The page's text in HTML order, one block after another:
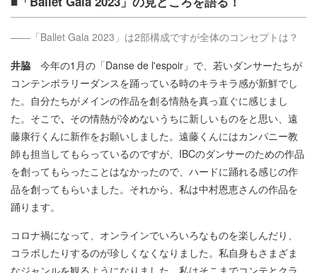
――「Ballet Gala 2023」は2部構成ですが全体のコンセプトは？
井脇 今年の1月の「Danse de l'espoir」で、若いダンサーたちが
コンテンポラリーダンスを踊っている時のキラキラ感が新鮮でし
た。自分たちがメインの作品を創る情熱を真っ直ぐに感じまし
た。そこで、 その情熱が冷めないうちに新しいものをと思い、遠
藤康行くんに新作をお願いしました。遠藤くんにはカンパニー教
師も担当してもらっているのですが、IBCのダンサーのための作品
を創ってもらったことはなかったので、ハードに踊れる感じの作
品を創ってもらいました。それから、私は中村恩恵さんの作品を
踊ります。
コロナ禍になって、オンラインでいろいろなものを楽しんだり、
コラボしたりするのが珍しくなくなりました。私自身もさまざま